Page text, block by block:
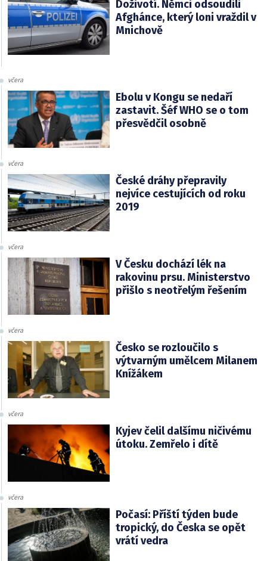
Doživotí. Němci odsoudili
Afghánce, který loni vraždil v
Mnichově
včera
Ebolu v Kongu se nedaří
zastavit. Šéf WHO se o tom
přesvědčil osobně
včera
České dráhy přepravily
nejvíce cestujících od roku
2019
včera
V Česku dochází lék na
rakovinu prsu. Ministerstvo
přišlo s neotřelým řešením
včera
Česko se rozloučilo s
výtvarným umělcem Milanem
Knížákem
včera
Kyjev čelil dalšímu ničivému
útoku. Zemřelo i dítě
včera
Počasí: Příští týden bude
tropický, do Česka se opět
vrátí vedra